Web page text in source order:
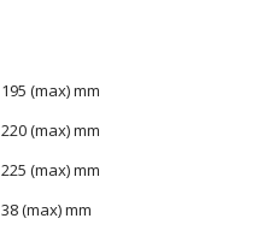
195 (max) mm
220 (max) mm
225 (max) mm
38 (max) mm